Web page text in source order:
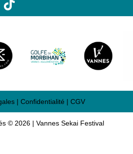
| Confidentialité | CGV
© 2026 | Vannes Sekai Festival